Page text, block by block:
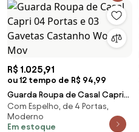
R$ 1.025,91
ou 12 tempo de R$ 94,99
Guarda Roupa de Casal Capri
04 Portas e 03 Gavetas
Castanho Wood - Mov
Com Espelho, de 4 Portas,
Moderno
Em estoque